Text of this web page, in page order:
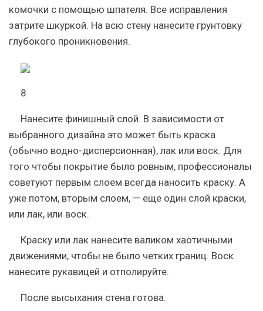
комочки с помощью шпателя. Все исправления
затрите шкуркой. На всю стену нанесите грунтовку
глубокого проникновения.
8
Нанесите финишный слой. В зависимости от
выбранного дизайна это может быть краска
(обычно водно-дисперсионная), лак или воск. Для
того чтобы покрытие было ровным, профессионалы
советуют первым слоем всегда наносить краску. А
уже потом, вторым слоем, — еще один слой краски,
или лак, или воск.
Краску или лак нанесите валиком хаотичными
движениями, чтобы не было четких границ. Воск
нанесите рукавицей и отполируйте.
После высыхания стена готова.